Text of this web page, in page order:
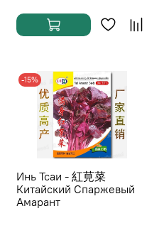
-15%
Инь Тсаи - 紅莧菜
Китайский Спаржевый
Амарант